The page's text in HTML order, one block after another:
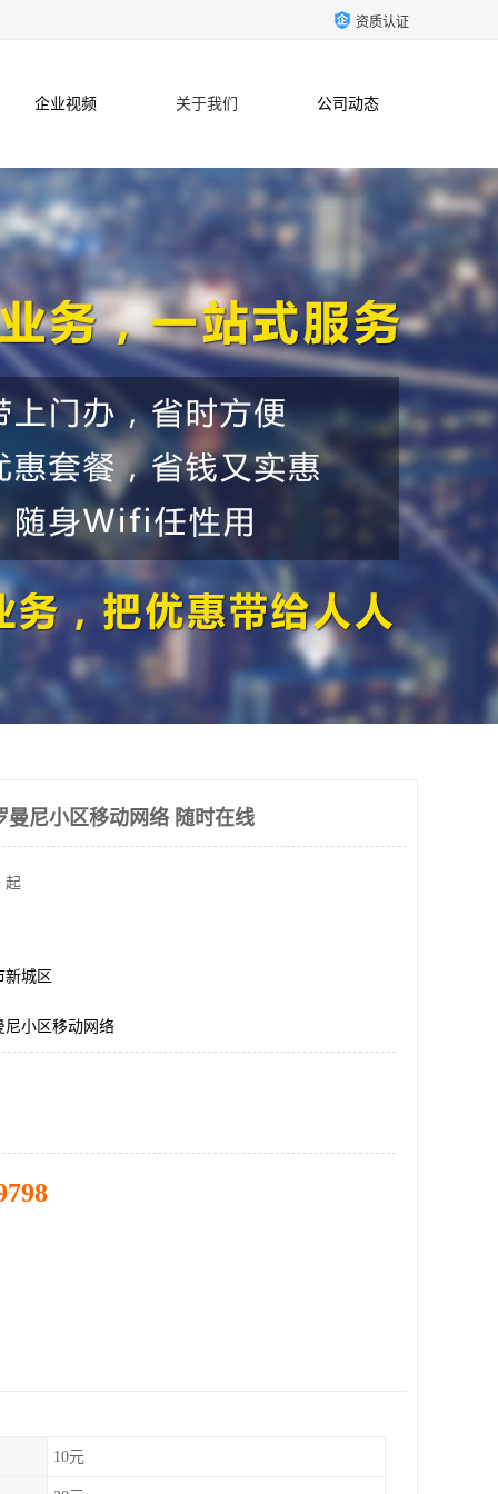
资质认证
企业视频 关于我们 公司动态
联系方式
曼尼小区移动网络 随时在线
起
新城区
尼小区移动网络
10元